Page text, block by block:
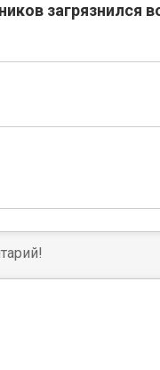
загрязнился